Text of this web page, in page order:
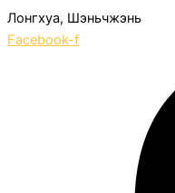
Лонгхуа, Шэньчжэнь
Facebook-f